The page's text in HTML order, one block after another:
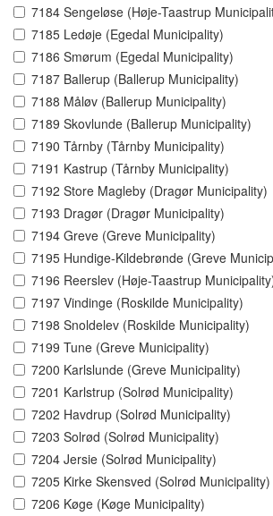
7184 Sengeløse (Høje-Taastrup
7185 Ledøje (Egedal Municipality)
7186 Smørum (Egedal Municipality)
7187 Ballerup (Ballerup Municipality)
7188 Måløv (Ballerup Municipality)
7189 Skovlunde (Ballerup Municipality)
7190 Tårnby (Tårnby Municipality)
7191 Kastrup (Tårnby Municipality)
7192 Store Magleby (Dragør Municipality)
7193 Dragør (Dragør Municipality)
7194 Greve (Greve Municipality)
7195 Hundige-Kildebrønde (Greve
7196 Reerslev (Høje-Taastrup
7197 Vindinge (Roskilde Municipality)
7198 Snoldelev (Roskilde Municipality)
7199 Tune (Greve Municipality)
7200 Karlslunde (Greve Municipality)
7201 Karlstrup (Solrød Municipality)
7202 Havdrup (Solrød Municipality)
7203 Solrød (Solrød Municipality)
7204 Jersie (Solrød Municipality)
7205 Kirke Skensved (Solrød Municipality)
7206 Køge (Køge Municipality)